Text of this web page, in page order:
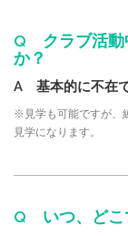
Q クラブ活動
か？
A 基本的に不在で
※見学も可能ですが、
見学になります。
Q いつ、どこ